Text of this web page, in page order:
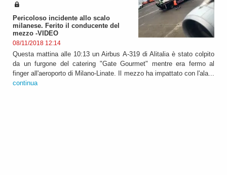
Pericoloso incidente allo scalo
milanese. Ferito il conducente del
mezzo -VIDEO
08/11/2018 12:14
Questa mattina alle 10:13 un Airbus A-319 di Alitalia è stato colpito
da un furgone del catering "Gate Gourmet" mentre era fermo al
finger all'aeroporto di Milano-Linate. Il mezzo ha impattato con l'ala...
continua